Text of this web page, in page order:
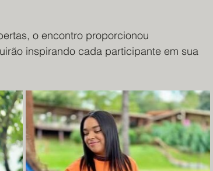
o encontro proporcionou
inspirando cada participante em sua